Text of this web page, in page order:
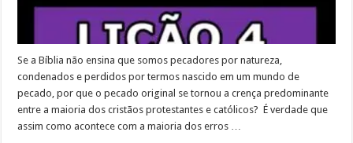
Se a Bíblia não ensina que somos pecadores por natureza,
condenados e perdidos por termos nascido em um mundo de
pecado, por que o pecado original se tornou a crença predominante
entre a maioria dos cristãos protestantes e católicos? É verdade que
assim como acontece com a maioria dos erros …